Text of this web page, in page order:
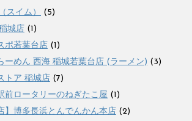
スイム）
(5)
城店 (1)
ポ若葉台店 (1)
ーめん 西海 稲城若葉台店 (ラーメン) (3)
トア 稲城店 (7)
前ロータリーのねぎたこ屋 (1)
】博多長浜とんでんかん本店 (2)